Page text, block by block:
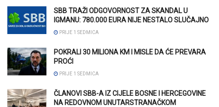
SBB TRAŽI ODGOVORNOST ZA SKANDAL U
IGMANU: 780.000 EURA NIJE NESTALO SLUČAJNO
PRIJE 1 SEDMICA
POKRALI 30 MILIONA KM I MISLE DA ĆE PREVARA
PROĆI
PRIJE 1 SEDMICA
ČLANOVI SBB-A IZ CIJELE BOSNE I HERCEGOVINE
NA REDOVNOM UNUTARSTRANAČKOM